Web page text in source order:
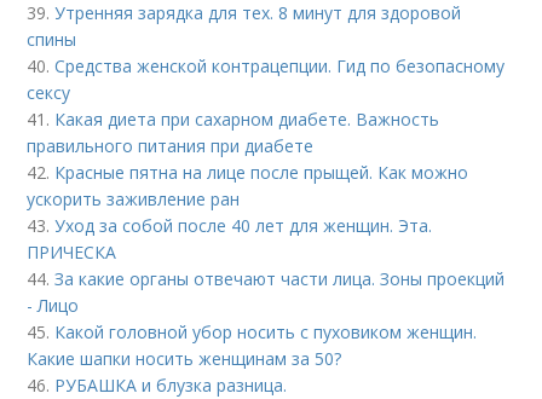
39.Утренняя зарядка для тех. 8 минут для здоровой
спины
40.Средства женской контрацепции. Гид по безопасному
сексу
41. Какая диета при сахарном диабете. Важность
правильного питания при диабете
42. Красные пятна на лице после прыщей. Как можно
ускорить заживление ран
43.Уход за собой после 40 лет для женщин. Эта.
ПРИЧЕСКА
44.За какие органы отвечают части лица. Зоны проекций
- Лицо
45. Какой головной убор носить с пуховиком женщин.
Какие шапки носить женщинам за 50?
46. РУБАШКА и блузка разница.